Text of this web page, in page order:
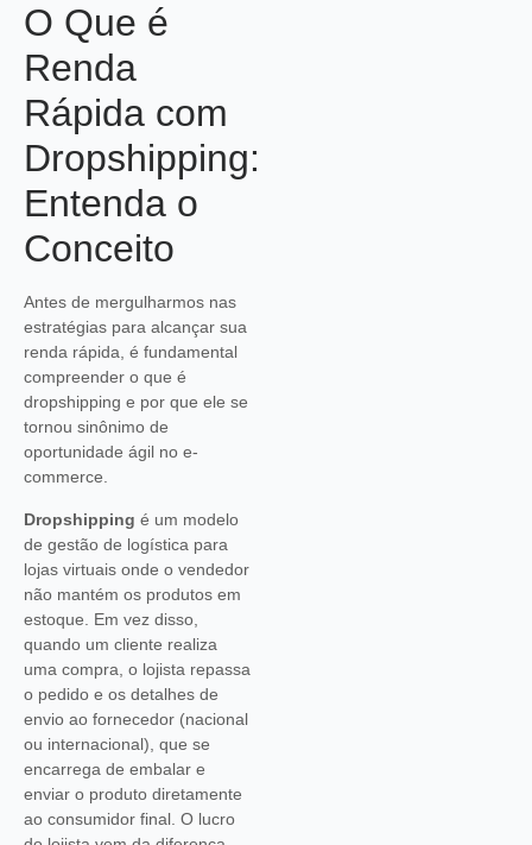
O Que é
Renda
Rápida com
Dropshipping:
Entenda o
Conceito
Antes de mergulharmos nas
estratégias para alcançar sua
renda rápida, é fundamental
compreender o que é
dropshipping e por que ele se
tornou sinônimo de
oportunidade ágil no e-
commerce.
Dropshipping é um modelo
de gestão de logística para
lojas virtuais onde o vendedor
não mantém os produtos em
estoque. Em vez disso,
quando um cliente realiza
uma compra, o lojista repassa
o pedido e os detalhes de
envio ao fornecedor (nacional
ou internacional), que se
encarrega de embalar e
enviar o produto diretamente
ao consumidor final. O lucro